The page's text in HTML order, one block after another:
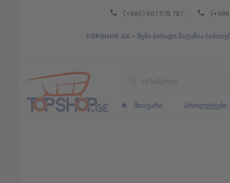
(+995) 597 578 787
TOPSHOP.GE – შენი პირადი მაღაზია
ᲛᲗᲐᲕᲐᲠᲘ ᲞᲠᲝᲓᲣᲥᲢᲔᲑᲘ